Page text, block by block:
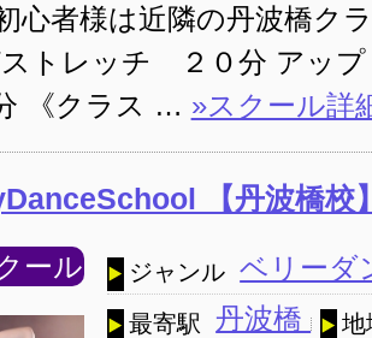
心者様は近隣の丹波橋ク
トレッチ ２０分 アッ
《クラス … »スクール詳
【丹波橋校
ール ジャンル ベリーダ
最寄駅 丹波橋 地